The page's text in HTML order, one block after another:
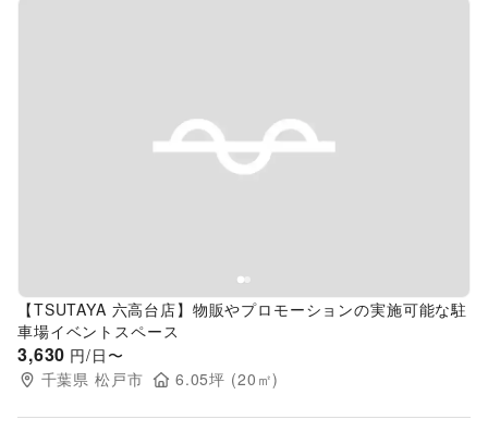
Previous slide
【TSUTAYA 六高台店】物販やプロモーションの実施可能な駐
車場イベントスペース
3,630 円/日〜
千葉県 松戸市 6.05坪 (20 ㎡)